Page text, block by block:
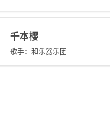
千本樱
歌手：和乐器乐团